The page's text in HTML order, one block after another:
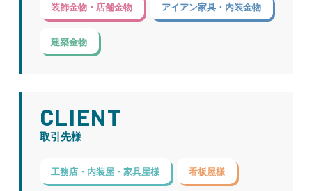
装飾金物・店舗金物 アイアン家具・内装金物
建築金物
CLIENT
取引先様
工務店・内装屋・家具屋様 看板屋様